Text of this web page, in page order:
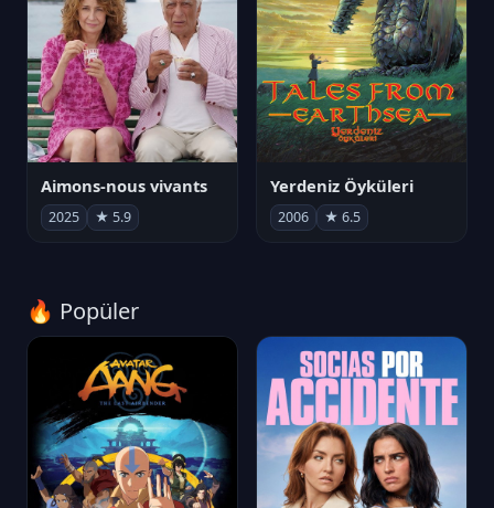
Aimons-nous vivants
2025 ★ 5.9
Yerdeniz Öyküleri
2006 ★ 6.5
🔥 Popüler